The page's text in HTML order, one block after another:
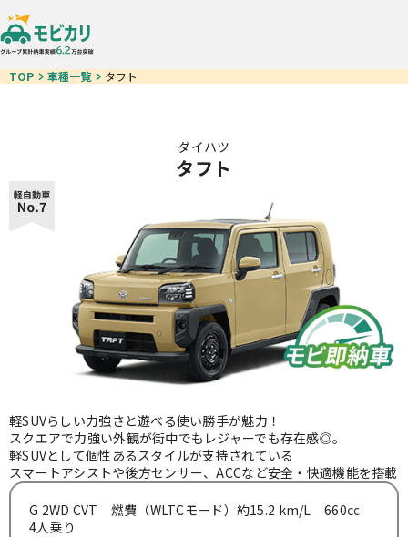
モビ即納車
お得なクルマ一覧
中古車リース
カーリースが初めての方
ご契約の流れ
お知らせ
よくある質問
TOP 車種一覧 タフト
ダイハツ
タフト
軽SUVらしい力強さと遊べる使い勝手が魅力！
スクエアで力強い外観が街中でもレジャーでも存在感◎。
軽SUVとして個性あるスタイルが支持されている
スマートアシストや後方センサー、ACCなど安全・快適機能を搭載
G 2WD CVT 燃費（WLTCモード）約15.2 km/L 660㏄
4人乗り